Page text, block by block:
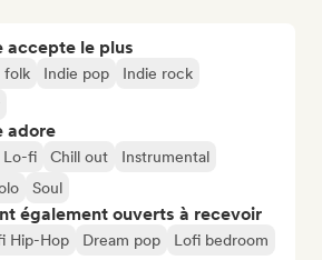
accepte le plus
folk Indie pop
Indie rock
adore
Lo-fi Chill out
Instrumental
Soul
également ouverts à recevoir
Hip-Hop Dream pop
Lofi bedroom